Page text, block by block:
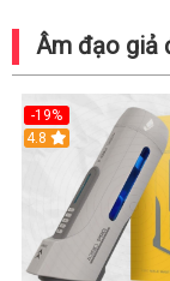
Âm đạo giả
-19%
Hot
4.8